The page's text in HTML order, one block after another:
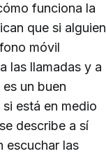
funciona la
que si alguien
móvil
las llamadas y a
un buen
está en medio
describe a sí
escuchar las